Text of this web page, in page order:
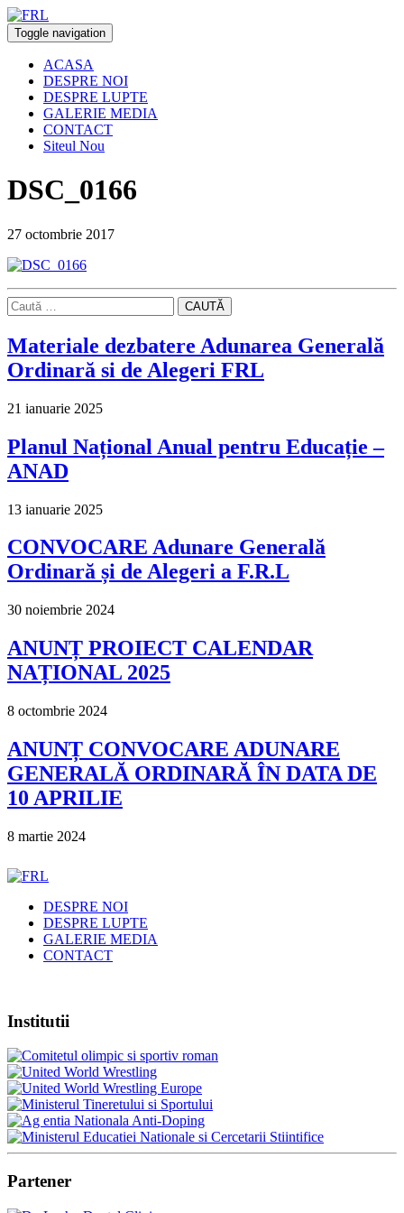
Toggle navigation
ACASA
DESPRE NOI
DESPRE LUPTE
GALERIE MEDIA
CONTACT
Siteul Nou
DSC_0166
27 octombrie 2017
CAUTĂ
Materiale dezbatere Adunarea Generală
Ordinară si de Alegeri FRL
21 ianuarie 2025
Planul Național Anual pentru Educație –
ANAD
13 ianuarie 2025
CONVOCARE Adunare Generală
Ordinară și de Alegeri a F.R.L
30 noiembrie 2024
ANUNȚ PROIECT CALENDAR
NAȚIONAL 2025
8 octombrie 2024
ANUNȚ CONVOCARE ADUNARE
GENERALĂ ORDINARĂ ÎN DATA DE
10 APRILIE
8 martie 2024
DESPRE NOI
DESPRE LUPTE
GALERIE MEDIA
CONTACT
Institutii
Partener